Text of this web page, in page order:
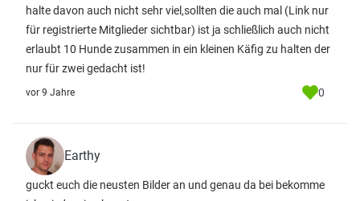
halte davon auch nicht sehr viel,sollten die auch mal (Link nur
für registrierte Mitglieder sichtbar) ist ja schließlich auch nicht
erlaubt 10 Hunde zusammen in ein kleinen Käfig zu halten der
nur für zwei gedacht ist!
vor 9 Jahre 0
Earthy
guckt euch die neusten Bilder an und genau da bei bekomme